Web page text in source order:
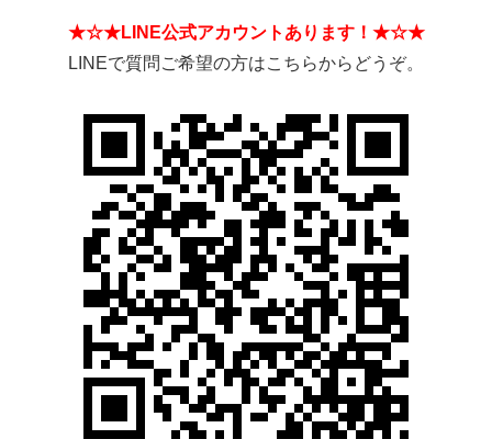
★☆★LINE公式アカウントあります！★☆★
LINEで質問ご希望の方はこちらからどうぞ。